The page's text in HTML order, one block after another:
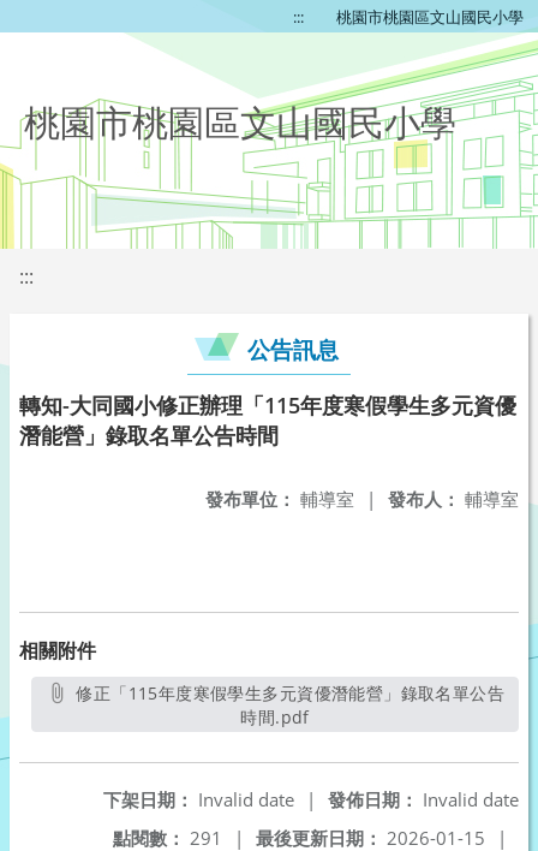
::: 桃園市桃園區文山國民小學
桃園市桃園區文山國民小學
:::
公告訊息
轉知-大同國小修正辦理「115年度寒假學生多元資優
潛能營」錄取名單公告時間
發布人： 輔導室
發布單位： 輔導室 |
相關附件
修正「115年度寒假學生多元資優潛能營」錄取名單公告
時間.pdf另開新視窗
發佈日期： Invalid date
下架日期： Invalid date
|
最後更新日期： 2026-01-15 |
點閱數： 291 |